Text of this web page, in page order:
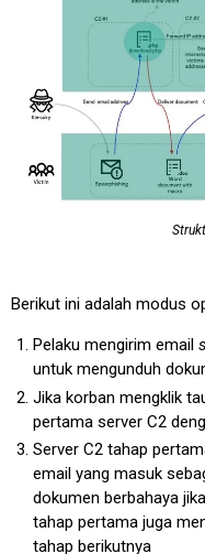
Berikut ini adalah modus
Pelaku mengirim email
untuk mengunduh
Jika korban mengklik
pertama server C2
Server C2 tahap
email yang masuk
dokumen berbahaya
tahap pertama juga
tahap berikutnya